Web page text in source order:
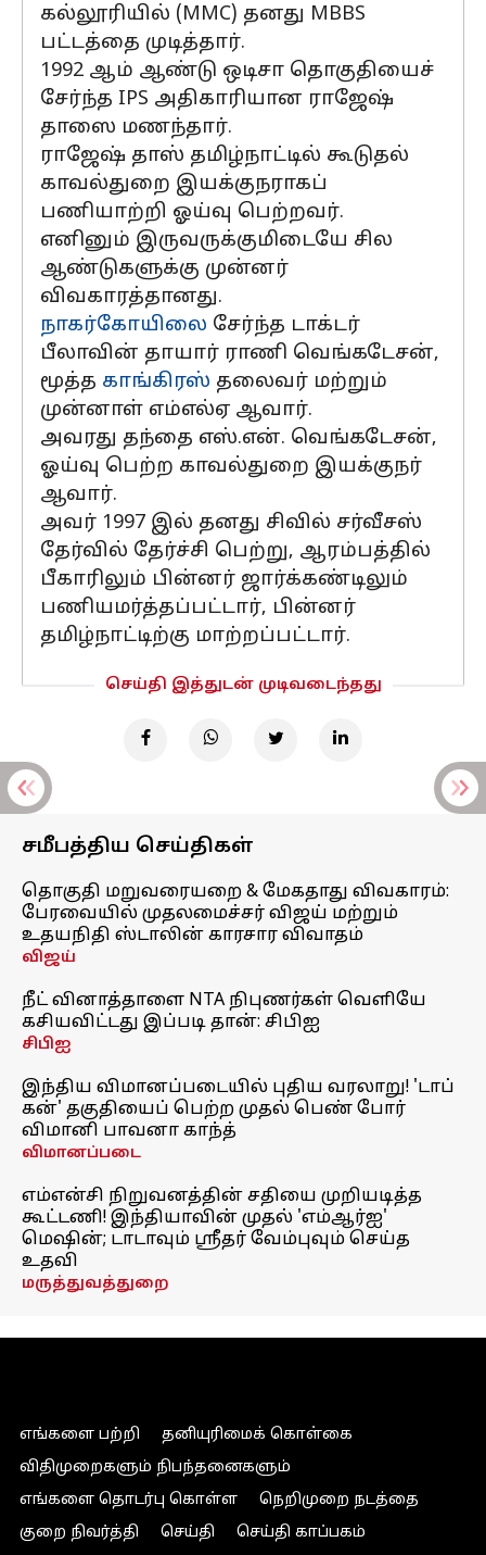
கல்லூரியில் (MMC) தனது MBBS
பட்டத்தை முடித்தார்.
1992 ஆம் ஆண்டு ஒடிசா தொகுதியைச்
சேர்ந்த IPS அதிகாரியான ராஜேஷ்
தாஸை மணந்தார்.
ராஜேஷ் தாஸ் தமிழ்நாட்டில் கூடுதல்
காவல்துறை இயக்குநராகப்
பணியாற்றி ஓய்வு பெற்றவர்.
எனினும் இருவருக்குமிடையே சில
ஆண்டுகளுக்கு முன்னர்
விவகாரத்தானது.
நாகர்கோயிலை சேர்ந்த டாக்டர்
பீலாவின் தாயார் ராணி வெங்கடேசன்,
மூத்த காங்கிரஸ் தலைவர் மற்றும்
முன்னாள் எம்எல்ஏ ஆவார்.
அவரது தந்தை எஸ்.என். வெங்கடேசன்,
ஓய்வு பெற்ற காவல்துறை இயக்குநர்
ஆவார்.
அவர் 1997 இல் தனது சிவில் சர்வீசஸ்
தேர்வில் தேர்ச்சி பெற்று, ஆரம்பத்தில்
பீகாரிலும் பின்னர் ஜார்க்கண்டிலும்
பணியமர்த்தப்பட்டார், பின்னர்
தமிழ்நாட்டிற்கு மாற்றப்பட்டார்.
செய்தி இத்துடன் முடிவடைந்தது
சமீபத்திய செய்திகள்
தொகுதி மறுவரையறை & மேகதாது விவகாரம்:
பேரவையில் முதலமைச்சர் விஜய் மற்றும்
உதயநிதி ஸ்டாலின் காரசார விவாதம்
விஜய்
நீட் வினாத்தாளை NTA நிபுணர்கள் வெளியே
கசியவிட்டது இப்படி தான்: சிபிஐ
சிபிஐ
இந்திய விமானப்படையில் புதிய வரலாறு! 'டாப்
கன்' தகுதியைப் பெற்ற முதல் பெண் போர்
விமானி பாவனா காந்த்
விமானப்படை
எம்என்சி நிறுவனத்தின் சதியை முறியடித்த
கூட்டணி! இந்தியாவின் முதல் 'எம்ஆர்ஐ'
மெஷின்; டாடாவும் ஸ்ரீதர் வேம்புவும் செய்த
உதவி
மருத்துவத்துறை
எங்களை பற்றி
தனியுரிமைக் கொள்கை
விதிமுறைகளும் நிபந்தனைகளும்
எங்களை தொடர்பு கொள்ள
நெறிமுறை நடத்தை
குறை நிவர்த்தி
செய்தி செய்தி காப்பகம்